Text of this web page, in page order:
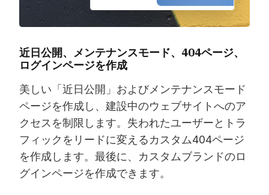
近日公開、メンテナンスモード、404ページ、
ログインページを作成
美しい「近日公開」およびメンテナンスモード
ページを作成し、建設中のウェブサイトへのア
クセスを制限します。失われたユーザーとトラ
フィックをリードに変えるカスタム404ページ
を作成します。最後に、カスタムブランドのロ
グインページを作成できます。